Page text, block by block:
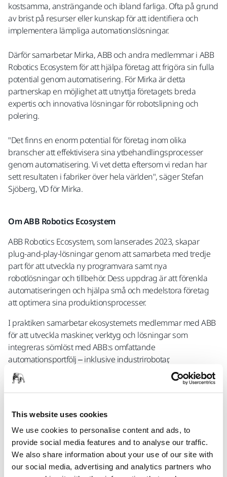
This website uses cookies
We use cookies to personalise content and ads, to
provide social media features and to analyse our traffic.
We also share information about your use of our site with
our social media, advertising and analytics partners who
kostsamma, ansträngande och ibland farliga. Ofta på grund
av brist på resurser eller kunskap för att identifiera och
implementera lämpliga automationslösningar.
Därför samarbetar Mirka, ABB och andra medlemmar i ABB
Robotics Ecosystem för att hjälpa företag att frigöra sin fulla
potential genom automatisering. För Mirka är detta
partnerskap en möjlighet att utnyttja företagets breda
expertis och innovativa lösningar för robotslipning och
polering.
"Det finns en enorm potential för företag inom olika
branscher att effektivisera sina ytbehandlingsprocesser
genom automatisering. Vi vet detta eftersom vi redan har
sett resultaten i fabriker över hela världen", säger Stefan
Sjöberg, VD för Mirka.
Om ABB Robotics Ecosystem
ABB Robotics Ecosystem, som lanserades 2023, skapar
plug-and-play-lösningar genom att samarbeta med tredje
part för att utveckla ny programvara samt nya
robotlösningar och tillbehör. Dess uppdrag är att förenkla
automatiseringen och hjälpa små och medelstora företag
att optimera sina produktionsprocesser.
I praktiken samarbetar ekosystemets medlemmar med ABB
för att utveckla maskiner, verktyg och lösningar som
integreras sömlöst med ABB:s omfattande
automationsportfölj – inklusive industrirobotar,
samarbetande robotar (cobotar), avancerad programvara
som RobotStudio™ och den OmniCore™
flexibilitet, prestanda och enkel implementering inom en
mängd olika applikationer.
Evald Lassus, affärssektorchef på Mirka, kommenterade:
"Mirka har utvecklat ytbehandlingslösningar i över åttio år,